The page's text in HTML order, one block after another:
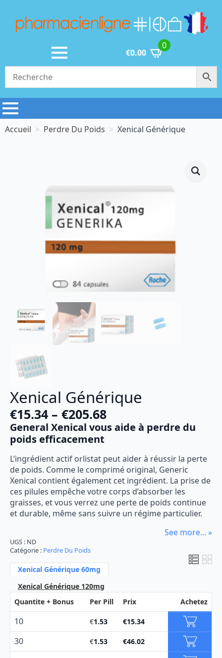
€0.00
0
Accueil Perdre Du Poids Xenical Générique
Xenical Générique
€15.34 – €205.68
Plage
de
prix :
€15.34
à
€205.68
General Xenical vous aide à perdre du
poids efficacement
L’ingrédient actif orlistat peut aider à réussir la perte
de poids. Comme le comprimé original, Generic
Xenical contient également cet ingrédient. La prise de
ces pilules empêche votre corps d’absorber les
graisses, et vous verrez une perte de poids continue
et durable, même sans suivre un régime particulier.
See more... »
UGS : ND
Catégorie : Perdre Du Poids
Xenical Générique 60mg
Xenical Générique 120mg
Quantite + Bonus
Per Pill Prix Achetez
10 €1.53 €15.34
30 €1.53 €46.02